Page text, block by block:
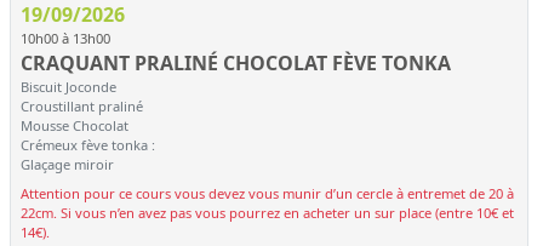
19/09/2026
10h00 à 13h00
CRAQUANT PRALINÉ CHOCOLAT FÈVE TONKA
Biscuit Joconde
Croustillant praliné
Mousse Chocolat
Crémeux fève tonka :
Glaçage miroir
Attention pour ce cours vous devez vous munir d’un cercle à entremet de 20 à
22cm. Si vous n’en avez pas vous pourrez en acheter un sur place (entre 10€ et
14€).